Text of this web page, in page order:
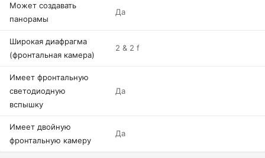
Может создавать
панорамы
Да
Широкая диафрагма
(фронтальная камера)
2 & 2 f
Имеет фронтальную
светодиодную
вспышку
Да
Имеет двойную
фронтальную камеру
Да